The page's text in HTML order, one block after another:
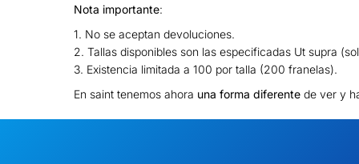
Nota importante:
1. No se aceptan devoluciones.
2. Tallas disponibles son las especificadas Ut supra
3. Existencia limitada a 100 por talla (200 franelas).
En saint tenemos ahora una forma diferentede ver y